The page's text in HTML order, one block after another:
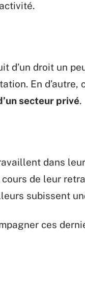
d’un droit un
En d’autre,
secteur privé.
dans
de leur
subissent
ces